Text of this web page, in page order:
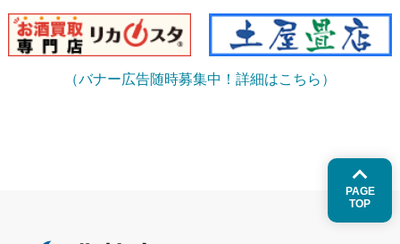
（バナー広告随時募集中！詳細はこちら）
PAGE
TOP